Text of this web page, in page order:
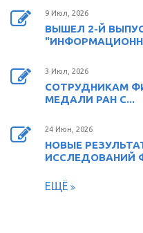
9 Июл, 2026
ВЫШЕЛ 2-Й
3 Июл, 2026
СОТРУДНИКАМ
МЕДАЛИ РАН С...
24 Июн, 2026
НОВЫЕ
ИССЛЕДОВАНИЙ
ЕЩЁ